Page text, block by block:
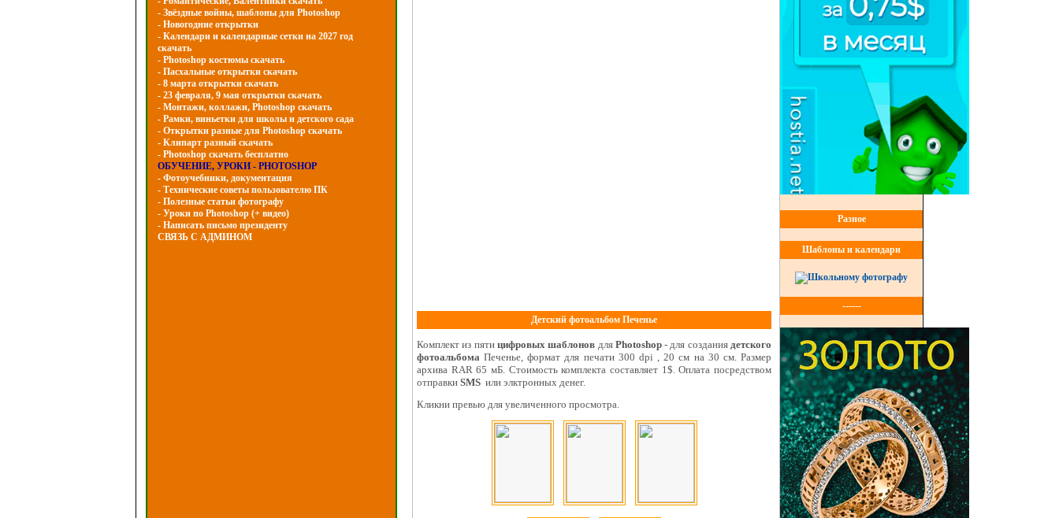
- Звёздные войны, шаблоны для Photoshop
- Hовогодние открытки
- Календари и календарные сетки на 2027 год
скачать
- Photoshop костюмы скачать
- Пасхальные открытки скачать
- 8 марта открытки скачать
- 23 февраля, 9 мая открытки скачать
- Монтажи, коллажи, Photoshop скачать
- Рамки, виньетки для школы и детского сада
- Открытки разные для Photoshop скачать
- Клипарт разный скачать
- Photoshop скачать бесплатно
ОБУЧЕНИЕ, УРОКИ - PHOTOSHOP
- Фотоучебники, документация
- Технические советы пользователю ПК
- Полезные статьи фотографу
- Уроки по Photoshop (+ видео)
- Написать письмо президенту
СВЯЗЬ С АДМИНОМ
Детский фотоальбом Печенье
Комплект из пяти цифровых шаблонов для Photoshop- для созданиядетского
фотоальбома Печенье, формат для печати 300 dpi , 20 см на 30 см. Размер
архива RAR 65 мБ. Стоимость комплекта составляет 1$. Оплата посредством
отправки SMS или элктронных денег.
Кликни превью для увеличенного просмотра.
Разное
Шаблоны и календари
------